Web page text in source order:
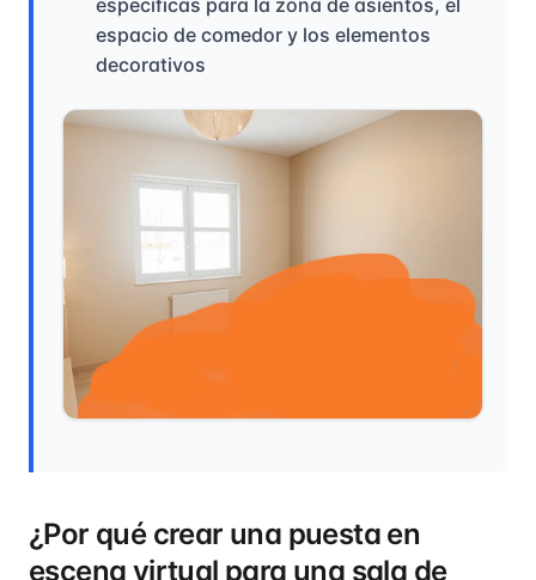
espacio de comedor y los elementos
decorativos
¿Por qué crear una puesta en
escena virtual para una sala de